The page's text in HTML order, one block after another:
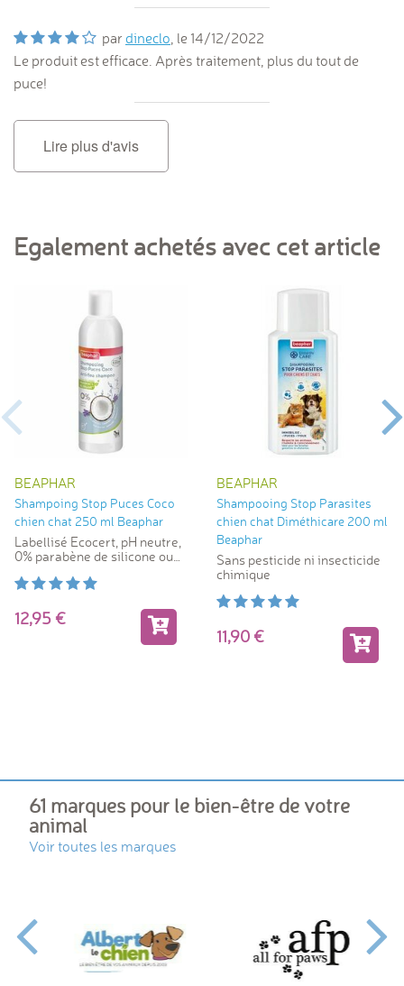
par dineclo, le 14/12/2022
Le produit est efficace. Après traitement, plus du tout de
puce!
Lire plus d'avis
Egalement achetés avec cet article
BEAPHAR
Shampoing Stop Puces Coco
chien chat 250 ml Beaphar
Labellisé Ecocert, pH neutre,
0% parabène de silicone ou
12,95
BEAPHAR
Shampooing Stop Parasites
chien chat Diméthicare 200 ml
Beaphar
Sans pesticide ni insecticide
chimique
11,90
61 marques pour le bien-être de votre
animal
Voir toutes les marques